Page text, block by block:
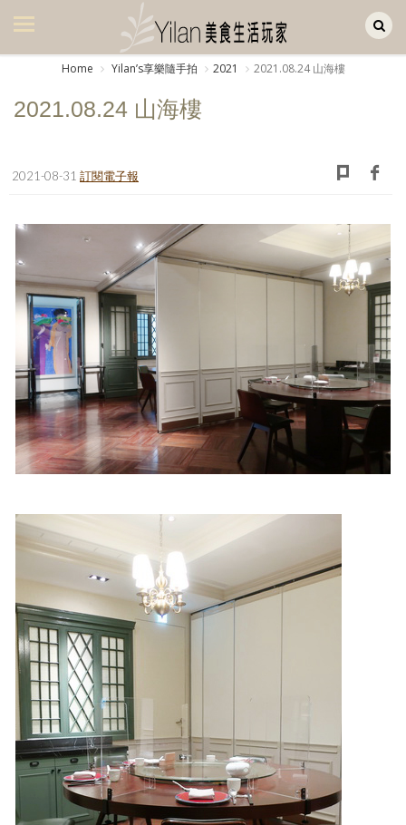
美食集
書房集
日記簿
餐桌週記
享樂隨手拍
照相簿
影音區
歷史區
個人著作
活動實況記錄
媒體報導一覽
合作與代言
訂閱電子報
Home Yilanʼs享樂隨手拍 2021 2021.08.24 山海樓
2021.08.24 山海樓
2021-08-31 訂閱電子報